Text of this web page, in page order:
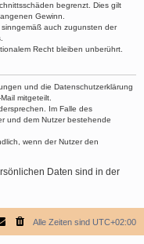
begrenzt. Dies gilt
Gewinn.
auch zugunsten der
Recht bleiben unberührt.
und die Datenschutzerklärung
mitgeteilt.
Im Falle des
und dem Nutzer bestehende
wenn der Nutzer den
Daten sind in der
Alle Zeiten sind UTC+02:00